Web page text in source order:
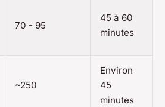
70 - 95
45 à 60
minutes
~250
Environ
45
minutes